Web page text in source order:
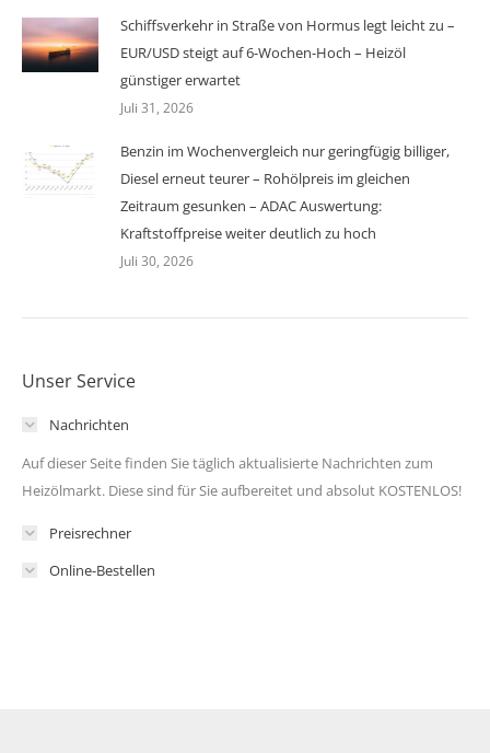
Schiffsverkehr in Straße von Hormus legt leicht zu –
EUR/USD steigt auf 6-Wochen-Hoch – Heizöl
günstiger erwartet
Juli 31, 2026
Benzin im Wochenvergleich nur geringfügig billiger,
Diesel erneut teurer – Rohölpreis im gleichen
Zeitraum gesunken – ADAC Auswertung:
Kraftstoffpreise weiter deutlich zu hoch
Juli 30, 2026
Unser Service
Nachrichten
Auf dieser Seite finden Sie täglich aktualisierte Nachrichten zum
Heizölmarkt. Diese sind für Sie aufbereitet und absolut KOSTENLOS!
Preisrechner
Online-Bestellen